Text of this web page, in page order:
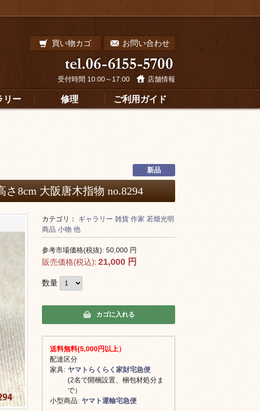
買い物カゴ お問い合わせ
受付時間 10:00～17:00 店舗情報
リー 修理 ご利用ガイド
新品
8cm 大阪唐木指物 no.8294
カテゴリ： ギャラリー 雑貨 作家 若畑光明
商品 小物 他
参考市場価格(税抜): 50,000 円
販売価格(税込): 21,000 円
数量
カゴに入れる
送料無料(5,000円以上）
配達区分
家具: ヤマトらくらく家財宅急便
(2名で開梱設置、梱包材処分ま
で）
小型商品: ヤマト運輸宅急便